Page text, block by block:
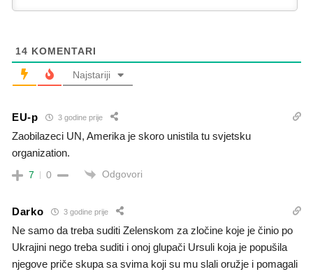
14 KOMENTARI
Najstariji
EU-p 3 godine prije
Zaobilazeci UN, Amerika je skoro unistila tu svjetsku
organization.
7 0 Odgovori
Darko 3 godine prije
Ne samo da treba suditi Zelenskom za zločine koje je činio po
Ukrajini nego treba suditi i onoj glupači Ursuli koja je popušila
njegove priče skupa sa svima koji su mu slali oružje i pomagali